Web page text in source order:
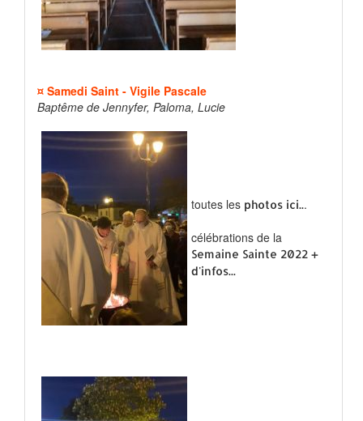
¤ Samedi Saint - Vigile Pascale
Baptême de Jennyfer, Paloma, Lucie
toutes les photos ici...
célébrations de la
Semaine Sainte 2022 +
d'infos...